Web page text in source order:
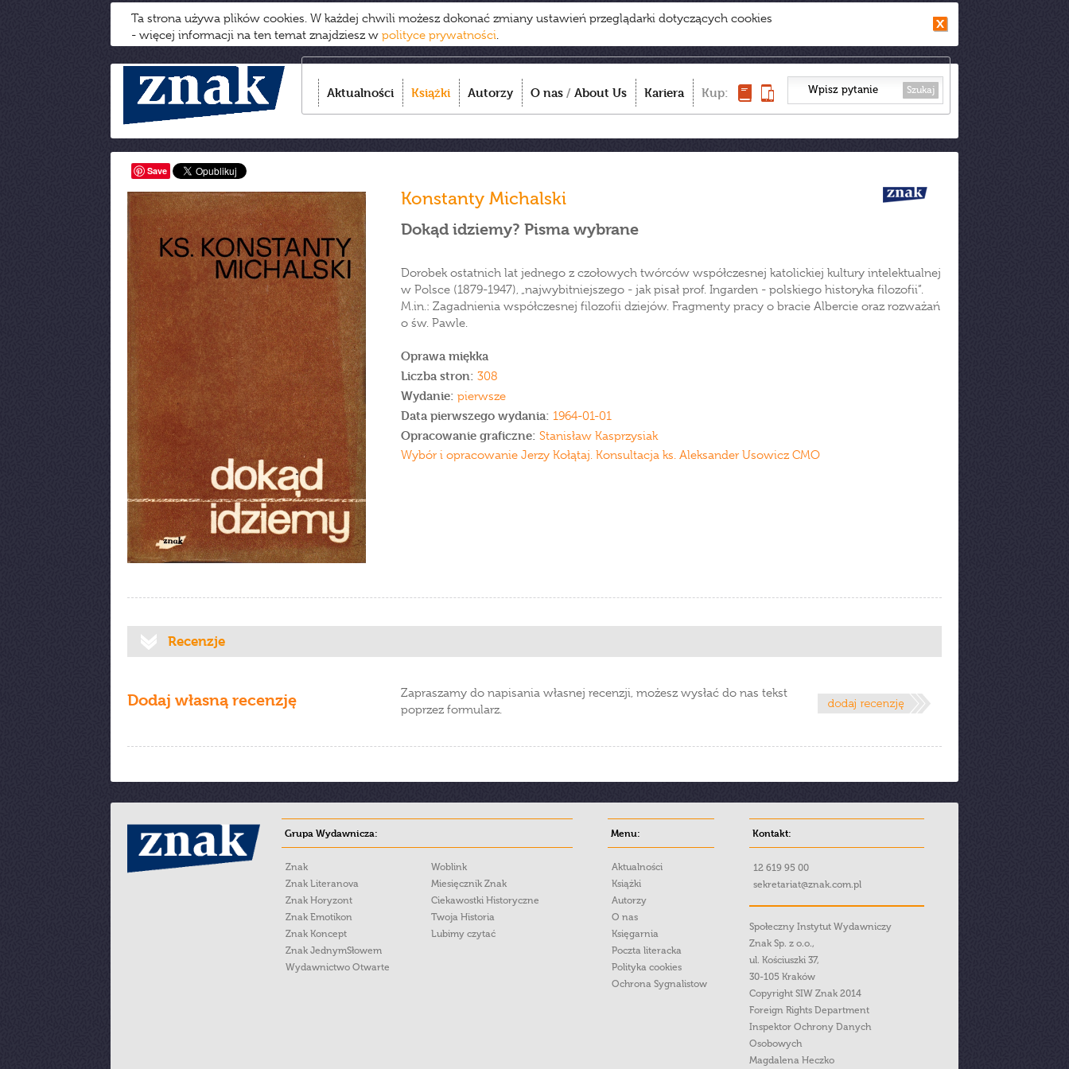
Ta strona używa plików cookies. W każdej chwili możesz dokonać zmiany ustawień przeglądarki dotyczących cookies
- więcej informacji na ten temat znajdziesz w polityce prywatności.
Aktualności Książki Autorzy O nas / About Us Kariera Kup: Szukaj
Save
Konstanty Michalski
Dokąd idziemy? Pisma wybrane
Dorobek ostatnich lat jednego z czołowych twórców współczesnej katolickiej kultury intelektualnej
w Polsce (1879-1947), „najwybitniejszego - jak pisał prof. Ingarden - polskiego historyka filozofii”.
M.in.: Zagadnienia współczesnej filozofii dziejów. Fragmenty pracy o bracie Albercie oraz rozważań
o św. Pawle.
Oprawa miękka
Liczba stron: 308
Wydanie: pierwsze
Data pierwszego wydania: 1964-01-01
Opracowanie graficzne: Stanisław Kasprzysiak
Wybór i opracowanie Jerzy Kołątaj. Konsultacja ks. Aleksander Usowicz CMO
Recenzje
Dodaj własną recenzję
Zapraszamy do napisania własnej recenzji, możesz wysłać do nas tekst
poprzez formularz.
Grupa Wydawnicza:
Znak
Znak Literanova
Znak Horyzont
Znak Emotikon
Znak Koncept
Znak JednymSłowem
Wydawnictwo Otwarte
Woblink
Miesięcznik Znak
Ciekawostki Historyczne
Twoja Historia
Lubimy czytać
Menu:
Aktualności
Książki
Autorzy
O nas
Księgarnia
Poczta literacka
Polityka cookies
Ochrona Sygnalistow
Kontakt:
12 619 95 00
sekretariat@znak.com.pl
Społeczny Instytut Wydawniczy
Znak Sp. z o.o.,
ul. Kościuszki 37,
30-105 Kraków
Copyright SIW Znak 2014
Foreign Rights Department
Inspektor Ochrony Danych
Osobowych
Magdalena Heczko